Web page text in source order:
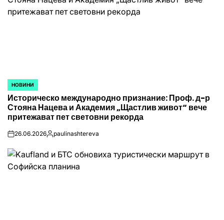
POSTED
IN
НОВИНИ
Историческо международно признание: Проф. д-р
Стояна Нацева и Академия „Щастлив живот“ вече
притежават пет световни рекорда
on26.06.2026Posted
paulinashtereva